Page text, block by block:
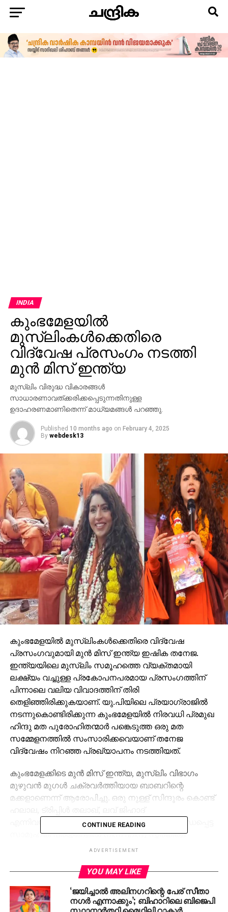
INDIA
കുംഭമേളയില്‍
മുസ്‌ലിംകള്‍ക്കെതിരെ
വിദ്വേഷ പ്രസംഗം നടത്തി
മുന്‍ മിസ് ഇന്ത്യ
മുസ്ലിം വിരുദ്ധ വികാരങ്ങള്‍
സാധാരണാവത്ക്കരിക്കപ്പെടുന്നതിനുള്ള
ഉദാഹരണമാണിതെന്ന് മാധ്യമങ്ങള്‍ പറഞ്ഞു.
Published 10 months ago on February 4, 2025
By webdesk13
കുംഭമേളയില്‍ മുസ്‌ലിംകള്‍ക്കെതിരെ വിദ്വേഷ
പ്രസംഗവുമായി മുന്‍ മിസ് ഇന്ത്യ ഇഷിക തനേജ.
ഇന്ത്യയിലെ മുസ്ലിം സമൂഹത്തെ വ്യക്തമായി
ലക്ഷ്യം വച്ചുള്ള പ്രകോപനപരമായ പ്രസംഗത്തിന്
പിന്നാലെ വലിയ വിവാദത്തിന് തിരി
തെളിഞ്ഞിരിക്കുകയാണ്. യു.പിയിലെ പ്രയാഗ്രാജില്‍
നടന്നുകൊണ്ടിരിക്കുന്ന കുംഭമേളയില്‍ നിരവധി പ്രമുഖ
ഹിന്ദു മത പുരോഹിതന്മാര്‍ പങ്കെടുത്ത ഒരു മത
സമ്മേളനത്തില്‍ സംസാരിക്കവെയാണ് തനേജ
വിദ്വേഷം നിറഞ്ഞ പ്രഖ്യാപനം നടത്തിയത്.
കുംഭമേളക്കിടെ മുന്‍ മിസ് ഇന്ത്യ, മുസ്ലിം വിഭാഗം
മുഴുവന്‍ മുഗള്‍ ചക്രവര്‍ത്തിയായ ബാബറിന്റെ
മക്കളാണെന്ന് ആരോപിച്ചു. ഒരു നുള്ള് സിന്ദൂരം കൊണ്ട്
എന്നിവയുള്‍പ്പെടെയുള്ള മുസ്ലിംകളുമായി ബന്ധപ്പെട്ട
സാമൂഹിക പ്രശ്നങ്ങളില്‍ നിന്ന് ഹിന്ദു സ്ത്രീകളെ
സംരക്ഷിക്കാന്‍ കഴിയുമെന്ന് അവര്‍ അവകാശപ്പെട്ടു.
പ്ലാറ്റ്ഫോമുകളില്‍ പ്രത്യക്ഷപ്പെട്ടതോടെയാണ്
‘ബാബറിന്റെ മക്കള്‍ക്ക് ഒരു നുള്ള് സിന്ദൂരത്തിന്റെ വില
CONTINUE READING
ADVERTISEMENT
YOU MAY LIKE
‘ജയിച്ചാല്‍ അലിനഗറിന്റെ പേര് സീതാ
നഗര്‍ എന്നാക്കും’; ബിഹാറിലെ ബിജെപി